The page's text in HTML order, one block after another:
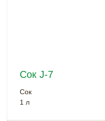
Сок J-7
Сок
1 л